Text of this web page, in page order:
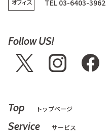
オフィス
TEL 03-6403-3962
Follow US!
Top トップページ
Service サービス